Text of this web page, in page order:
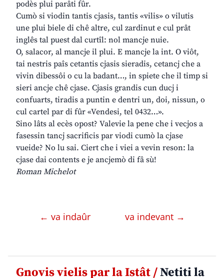
podès plui parâti fûr.
Cumò si viodin tantis cjasis, tantis «vilis» o vilutis
une plui biele di chê altre, cul zardinut e cul prât
inglês tal puest dal curtîl: nol mancje nuie.
O, salacor, al mancje il plui. E mancje la int. O viôt,
tai nestris paîs cetantis cjasis sieradis, cetancj che a
vivin dibessôi o cu la badant…, in spiete che il timp si
sieri ancje chê cjase. Cjasis grandis cun ducj i
confuarts, tiradis a puntin e dentri un, doi, nissun, o
cul cartel par di fûr «Vendesi, tel 0432…».
Sino lâts al ecès opost? Valevie la pene che i vecjos a
fasessin tancj sacrificis par viodi cumò la cjase
vueide? No lu sai. Ciert che i viei a vevin reson: la
cjase dai contents e je ancjemò di fâ sù!
Roman Michelot
← va indaûr va indevant →
Gnovis vielis par la Istât /Netiti la